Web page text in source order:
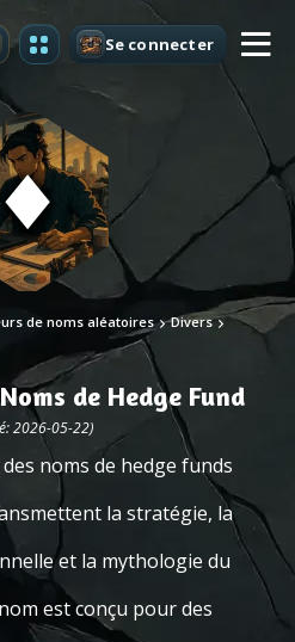
Se connecter
de noms aléatoires Divers
de Hedge Fund
2026-05-22)
noms de hedge funds
la stratégie, la
et la mythologie du
est conçu pour des